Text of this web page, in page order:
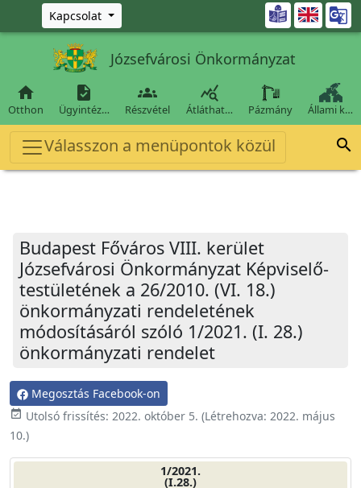
Ugrás a fő tartalomra
Kapcsolat 
Józsefvárosi Önkormányzat

Otthon

Ügyintéz…

Részvétel

Átláthat… Pázmány Állami k…
Válasszon a menüpontok közül 
Budapest Főváros VIII. kerület
Józsefvárosi Önkormányzat Képviselő-
testületének a 26/2010. (VI. 18.)
önkormányzati rendeletének
módosításáról szóló 1/2021. (I. 28.)
önkormányzati rendelet
Megosztás Facebook-on
event_available Utolsó frissítés: 2022. október 5. (Létrehozva: 2022. május
10.)
1/2021.
(I.28.)